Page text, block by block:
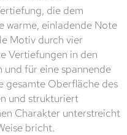
die dem
warme, einladende Note
Motiv durch vier
Vertiefungen in den
und für eine spannende
gesamte Oberfläche des
und strukturiert
Charakter unterstreicht
bricht.